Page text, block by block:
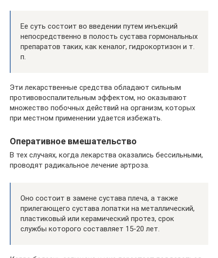
Ее суть состоит во введении путем инъекций
непосредственно в полость сустава гормональных
препаратов таких, как кеналог, гидрокортизон и т.
п.
Эти лекарственные средства обладают сильным
противовоспалительным эффектом, но оказывают
множество побочных действий на организм, которых
при местном применении удается избежать.
Оперативное вмешательство
В тех случаях, когда лекарства оказались бессильными,
проводят радикальное лечение артроза.
Оно состоит в замене сустава плеча, а также
прилегающего сустава лопатки на металлический,
пластиковый или керамический протез, срок
службы которого составляет 15-20 лет.